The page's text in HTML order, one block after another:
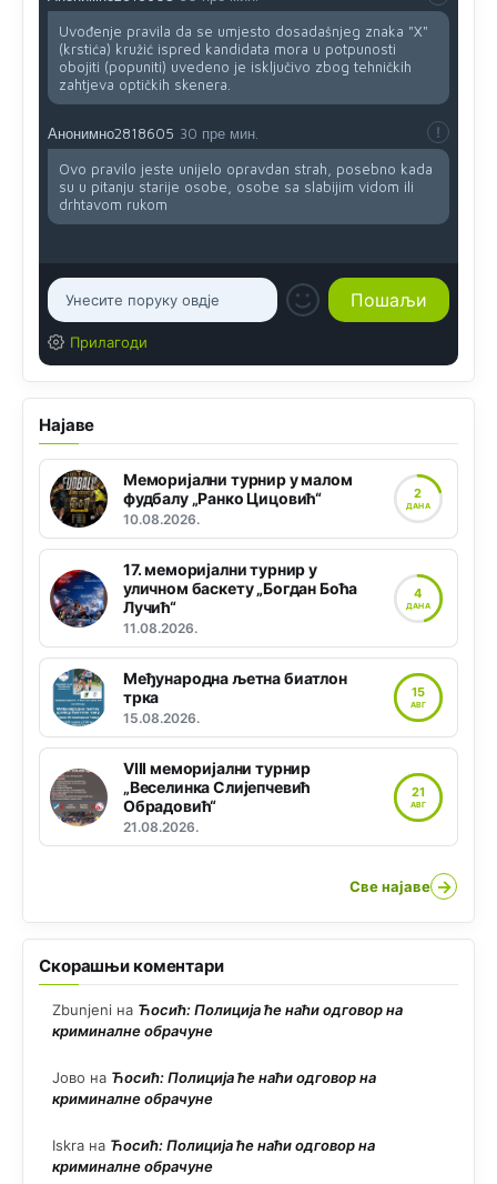
Uvođenje pravila da se umjesto dosadašnjeg znaka "X"
(krstića) kružić ispred kandidata mora u potpunosti
obojiti (popuniti) uvedeno je isključivo zbog tehničkih
zahtjeva optičkih skenera.
Анонимно2818605 30 пре мин.
Ovo pravilo jeste unijelo opravdan strah, posebno kada
su u pitanju starije osobe, osobe sa slabijim vidom ili
drhtavom rukom
Прилагоди
Најаве
Меморијални турнир у малом
фудбалу „Ранко Цицовић“
10.08.2026.
2
ДАНА
17. меморијални турнир у
уличном баскету „Богдан Боћа
Лучић“
11.08.2026.
4
ДАНА
Међународна љетна биатлон
трка
15.08.2026.
15
АВГ
VIII меморијални турнир
„Веселинка Слијепчевић
Обрадовић“
21.08.2026.
21
АВГ
Све најаве →
Скорашњи коментари
Zbunjeni на Ћосић: Полиција ће наћи одговор на
криминалне обрачуне
Јово на Ћосић: Полиција ће наћи одговор на
криминалне обрачуне
Iskra на Ћосић: Полиција ће наћи одговор на
криминалне обрачуне